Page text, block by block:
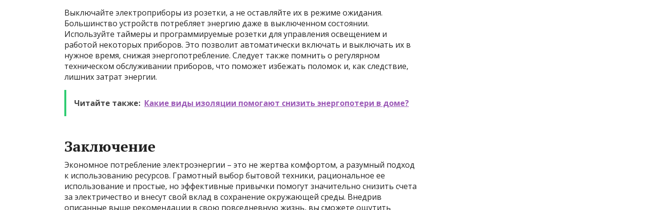
Выключайте электроприборы из розетки, а не оставляйте их в режиме ожидания.
Большинство устройств потребляет энергию даже в выключенном состоянии.
Используйте таймеры и программируемые розетки для управления освещением и
работой некоторых приборов. Это позволит автоматически включать и выключать их в
нужное время, снижая энергопотребление. Следует также помнить о регулярном
техническом обслуживании приборов, что поможет избежать поломок и, как следствие,
лишних затрат энергии.
Читайте также: Какие виды изоляции помогают снизить энергопотери в доме?
Заключение
Экономное потребление электроэнергии – это не жертва комфортом, а разумный подход
к использованию ресурсов. Грамотный выбор бытовой техники, рациональное ее
использование и простые, но эффективные привычки помогут значительно снизить счета
за электричество и внесут свой вклад в сохранение окружающей среды. Внедрив
описанные выше рекомендации в свою повседневную жизнь, вы сможете ощутить